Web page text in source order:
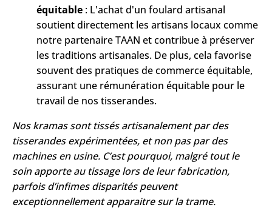
équitable : L'achat d'un foulard artisanal
soutient directement les artisans locaux comme
notre partenaire TAAN et contribue à préserver
les traditions artisanales. De plus, cela favorise
souvent des pratiques de commerce équitable,
assurant une rémunération équitable pour le
travail de nos tisserandes.
Nos kramas sont tissés artisanalement par des
tisserandes expérimentées, et non pas par des
machines en usine. C’est pourquoi, malgré tout le
soin apporte au tissage lors de leur fabrication,
parfois d’infimes disparités peuvent
exceptionnellement apparaitre sur la trame.